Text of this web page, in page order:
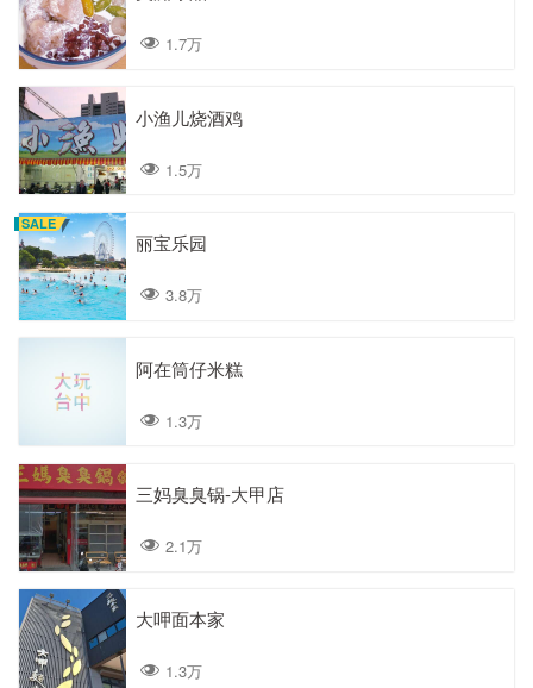
1.7万
小渔儿烧酒鸡
1.5万
SALE
丽宝乐园
3.8万
阿在筒仔米糕
1.3万
三妈臭臭锅-大甲店
2.1万
大呷面本家
1.3万